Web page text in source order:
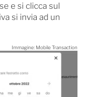
e si clicca sul
si invia ad un
Immagine: Mobile Transaction